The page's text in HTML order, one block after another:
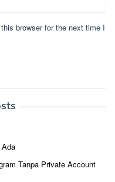
browser for the next time I
Tanpa Private Account